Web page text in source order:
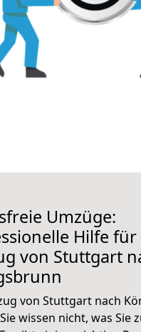
Umzüge:
Hilfe
von Stuttgart
von Stuttgart nach
wissen nicht, was Sie